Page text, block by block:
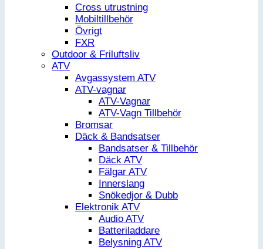
Cross utrustning
Mobiltillbehör
Övrigt
FXR
Outdoor & Friluftsliv
ATV
Avgassystem ATV
ATV-vagnar
ATV-Vagnar
ATV-Vagn Tillbehör
Bromsar
Däck & Bandsatser
Bandsatser & Tillbehör
Däck ATV
Fälgar ATV
Innerslang
Snökedjor & Dubb
Elektronik ATV
Audio ATV
Batteriladdare
Belysning ATV